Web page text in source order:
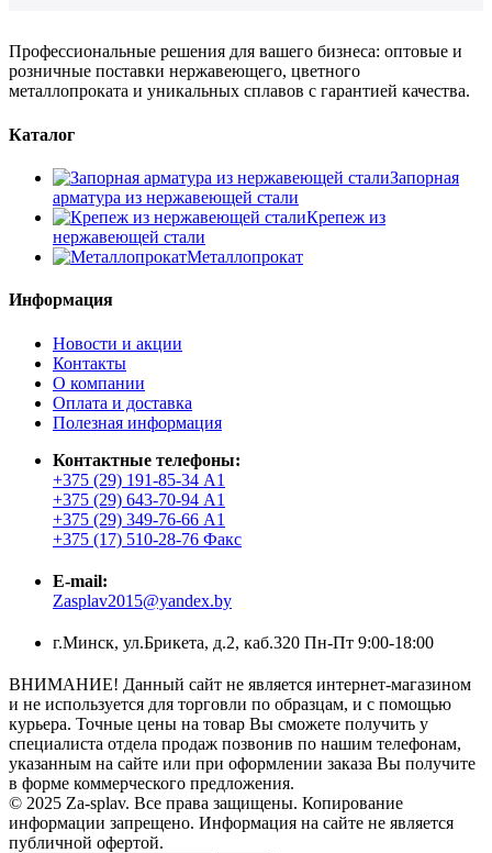
Профессиональные решения для вашего бизнеса: оптовые и
розничные поставки нержавеющего, цветного
металлопроката и уникальных сплавов с гарантией качества.
Каталог
Запорная
арматура из нержавеющей стали
Крепеж из
нержавеющей стали
Металлопрокат
Информация
Новости и акции
Контакты
О компании
Оплата и доставка
Полезная информация
Контактные телефоны:
+375 (29) 191-85-34 А1
+375 (29) 643-70-94 А1
+375 (29) 349-76-66 А1
+375 (17) 510-28-76 Факс
E-mail:
Zasplav2015@yandex.by
г.Минск, ул.Брикета, д.2, каб.320 Пн-Пт 9:00-18:00
ВНИМАНИЕ! Данный сайт не является интернет-магазином
и не используется для торговли по образцам, и с помощью
курьера. Точные цены на товар Вы сможете получить у
специалиста отдела продаж позвонив по нашим телефонам,
указанным на сайте или при оформлении заказа Вы получите
в форме коммерческого предложения.
© 2025 Za-splav. Все права защищены. Копирование
информации запрещено. Информация на сайте не является
публичной офертой.